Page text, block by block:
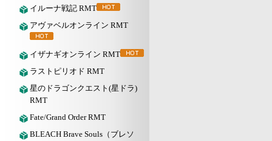
イルーナ戦記 RMT
アヴァベルオンライン RMT
イザナギオンライン RMT
ラストピリオド RMT
星のドラゴンクエスト(星ドラ)
RMT
Fate/Grand Order RMT
BLEACH Brave Souls（ブレソ